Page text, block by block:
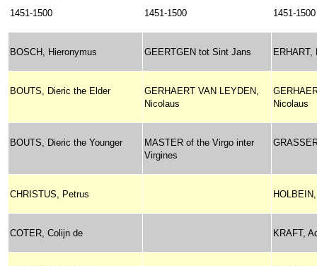
1451-1500 1451-1500 1451-1500
BOSCH, Hieronymus GEERTGEN tot Sint Jans ERHART,
BOUTS, Dieric the Elder
GERHAERT VAN LEYDEN,
Nicolaus
Nicolaus
BOUTS, Dieric the Younger
MASTER of the Virgo inter
Virgines
CHRISTUS, Petrus
COTER, Colijn de KRAFT,